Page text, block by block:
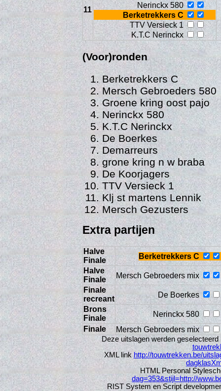
11
Nerinckx 580
Berketrekkers C
TTV Versieck 1
K.T.C Nerinckx
(Voor)ronden
Berketrekkers C
Mersch Gebroeders 580
Groene kring oost pajo
Nerinckx 580
K.T.C Nerinckx
De Boerkes
Demarreurs
grone kring n w braba
De Koorjagers
TTV Versieck 1
Klj st martens Lennik
Mersch Gezusters
Extra partijen
Halve
Finale
Berketrekkers C
Halve
Finale
Mersch Gebroeders mix
Finale
recreant
De Boerkes
Brons
Finale
Nerinckx 580
Finale
Mersch Gebroeders mix
Deze uitslagen werden
XML linkhttp://touwtrekken.be/
HTML Personal
dag=353&stijl=http://
RIST System en Script